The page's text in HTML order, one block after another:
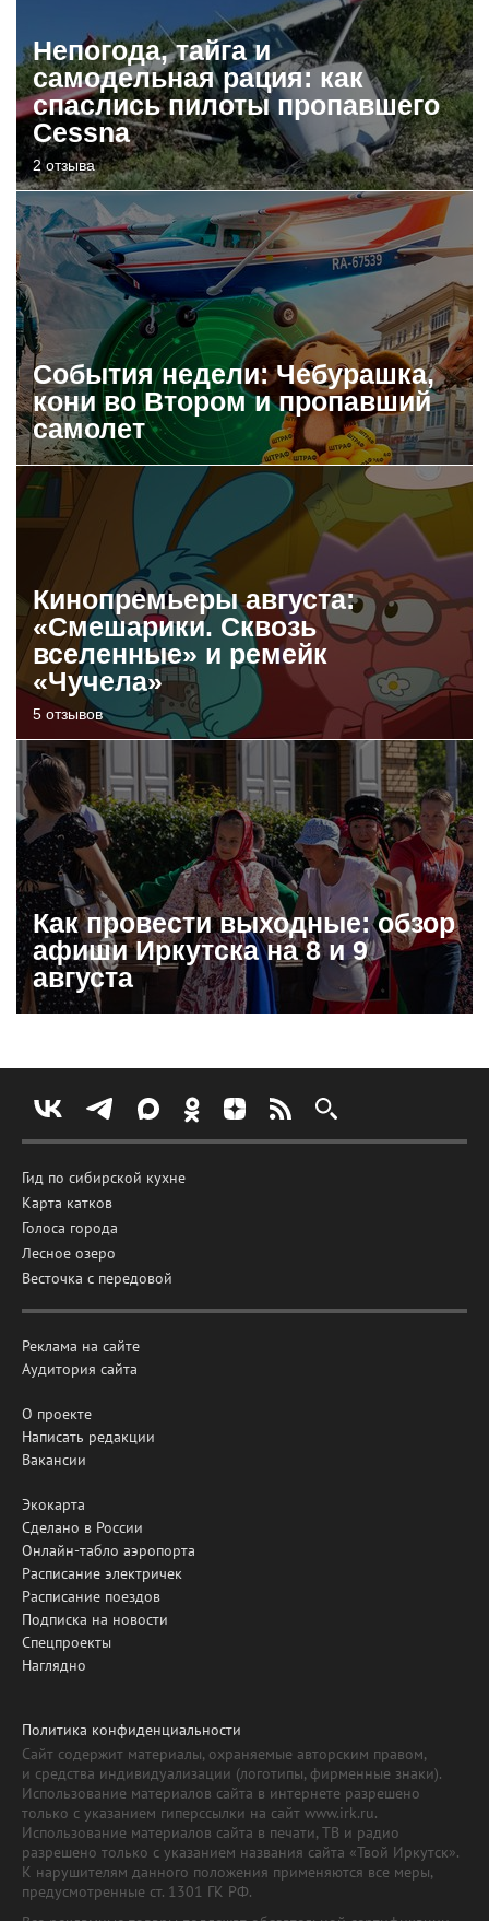
Непогода, тайга и
самодельная рация: как
спаслись пилоты пропавшего
Cessna
2 отзыва
События недели: Чебурашка,
кони во Втором и пропавший
самолет
Кинопремьеры августа:
«Смешарики. Сквозь
вселенные» и ремейк
«Чучела»
5 отзывов
Как провести выходные: обзор
афиши Иркутска на 8 и 9
августа
Гид по сибирской кухне
Карта катков
Голоса города
Лесное озеро
Весточка с передовой
Реклама на сайте
Аудитория сайта
О проекте
Написать редакции
Вакансии
Экокарта
Сделано в России
Онлайн-табло аэропорта
Расписание электричек
Расписание поездов
Подписка на новости
Спецпроекты
Наглядно
Политика конфиденциальности
Сайт содержит материалы, охраняемые авторским правом,
и средства индивидуализации (логотипы, фирменные знаки).
Использование материалов сайта в интернете разрешено
только с указанием гиперссылки на сайт www.irk.ru.
Использование материалов сайта в печати, ТВ и радио
разрешено только с указанием названия сайта «Твой Иркутск».
К нарушителям данного положения применяются все меры,
предусмотренные ст. 1301 ГК РФ.